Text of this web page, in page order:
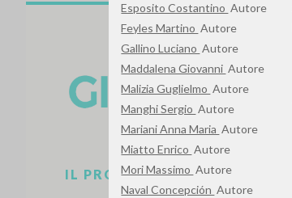
Esposito Costantino Autore
Feyles Martino Autore
Gallino Luciano Autore
Maddalena Giovanni Autore
Malizia Guglielmo Autore
Manghi Sergio Autore
Mariani Anna Maria Autore
Miatto Enrico Autore
Mori Massimo Autore
Naval Concepción Autore